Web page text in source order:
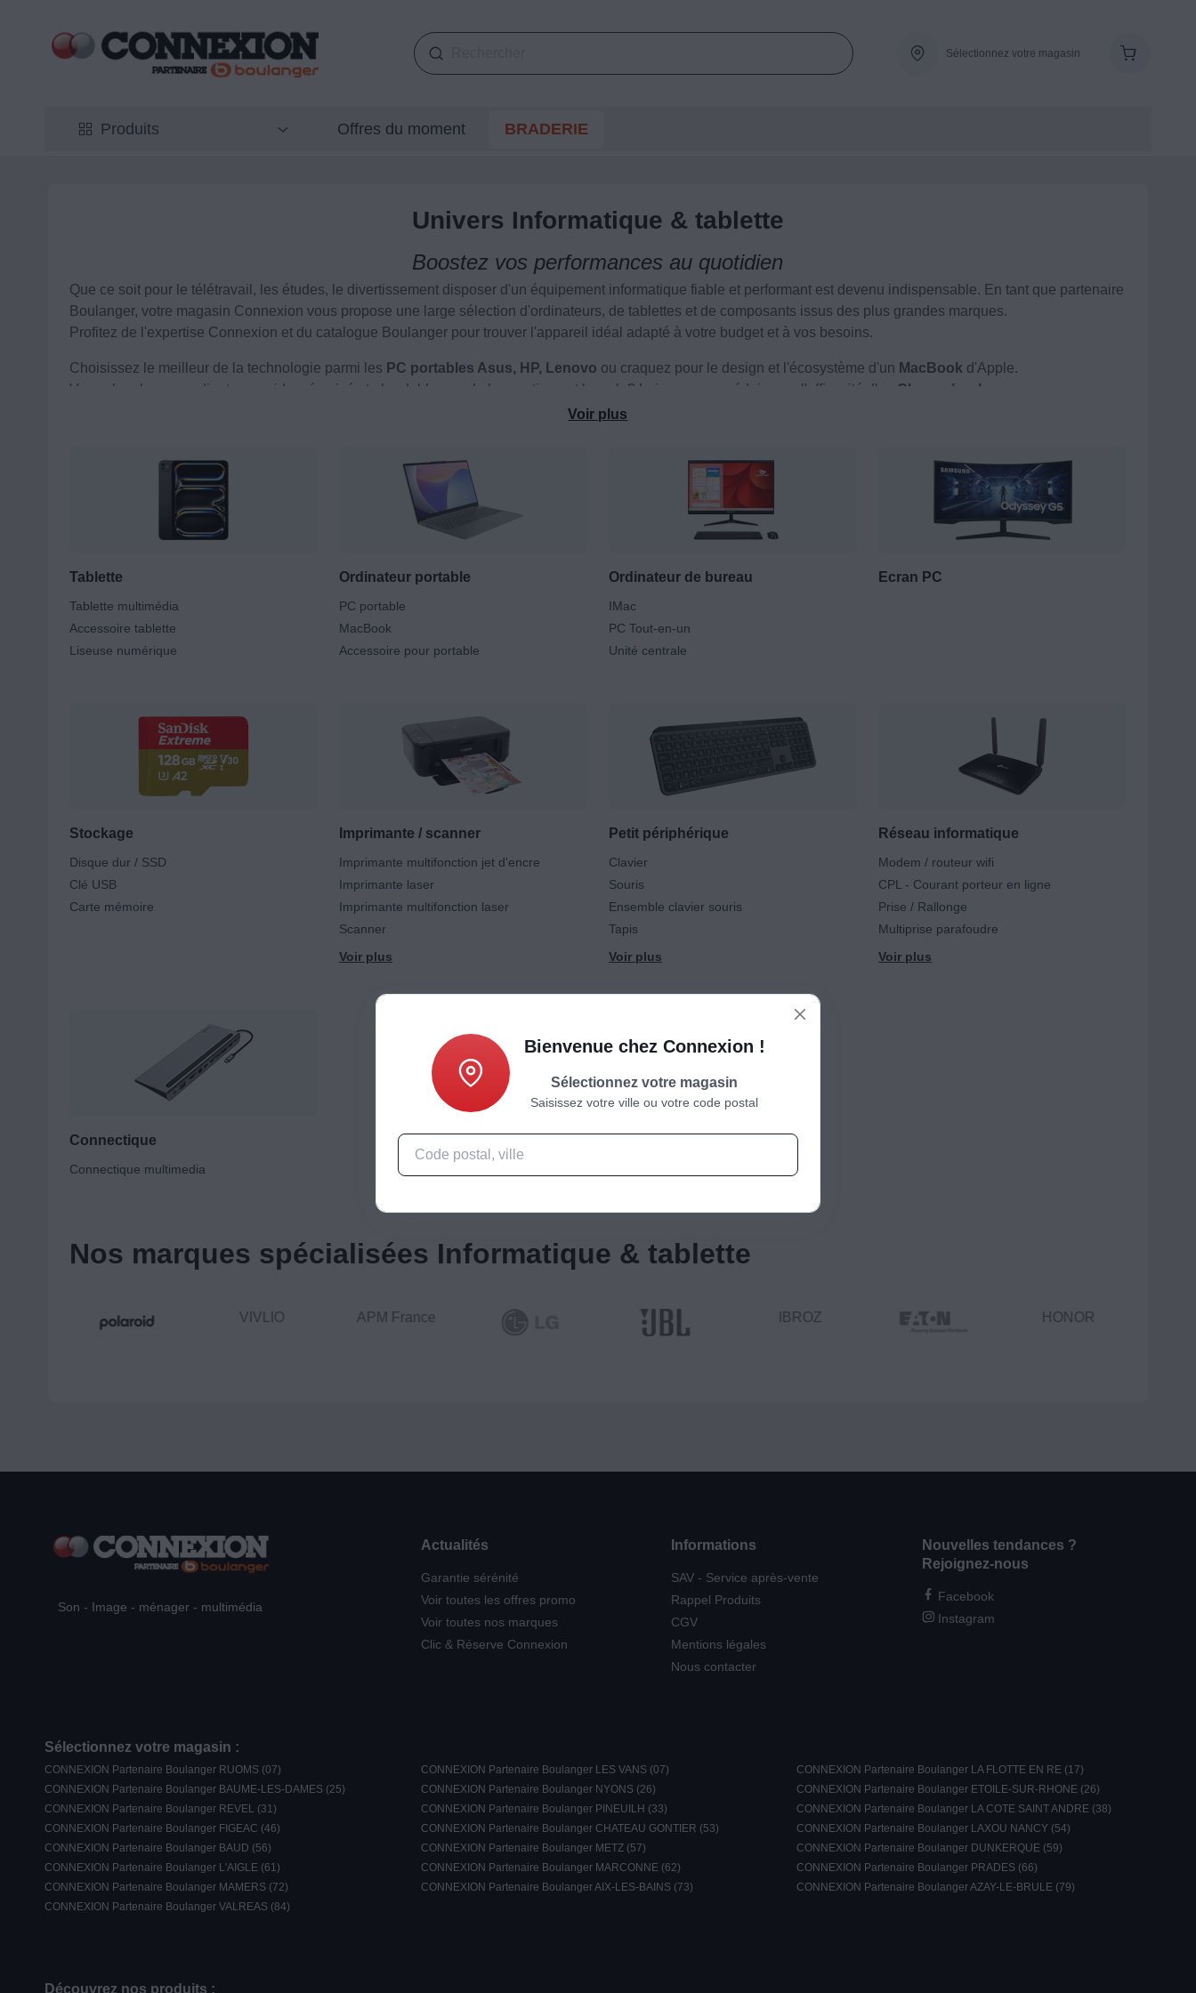
Sélectionnez votre magasin
Produits Offres du moment BRADERIE
Univers Informatique & tablette
Boostez vos performances au quotidien
Que ce soit pour le télétravail, les études, le divertissement disposer d'un équipement informatique fiable et performant est devenu indispensable. En tant que partenaire
Boulanger, votre magasin Connexion vous propose une large sélection d'ordinateurs, de tablettes et de composants issus des plus grandes marques.
Profitez de l'expertise Connexion et du catalogue Boulanger pour trouver l'appareil idéal adapté à votre budget et à vos besoins.
Choisissez le meilleur de la technologie parmi les PC portables Asus, HP, Lenovo ou craquez pour le design et l'écosystème d'un MacBook d'Apple.
Vous cherchez un ordinateur rapide, sécurisé et abordable pour la bureautique et le web ? Laissez-vous séduire par l'efficacité d'un Chromebook.
avec les célèbresiPadd'Apple ou les tablettes Samsung
Voir plus
Tablette
Tablette multimédia
Accessoire tablette
Liseuse numérique
Ordinateur portable
PC portable
MacBook
Accessoire pour portable
Ordinateur de bureau
IMac
PC Tout-en-un
Unité centrale
Ecran PC
Stockage
Disque dur / SSD
Clé USB
Carte mémoire
Imprimante / scanner
Imprimante multifonction jet d'encre
Imprimante laser
Imprimante multifonction laser
Scanner
Petit périphérique
Clavier
Souris
Ensemble clavier souris
Tapis
Réseau informatique
Modem / routeur wifi
CPL - Courant porteur en ligne
Prise / Rallonge
Multiprise parafoudre
Connectique
Connectique multimedia
Nos marques spécialisées Informatique & tablette
VIVLIO APM France IBROZ HONOR
Son - Image - ménager - multimédia
Actualités
Garantie sérénité
Voir toutes les offres promo
Voir toutes nos marques
Clic & Réserve Connexion
Informations
SAV - Service après-vente
Rappel Produits
CGV
Mentions légales
Nous contacter
Nouvelles tendances ?
Rejoignez-nous
Facebook
Instagram
Sélectionnez votre magasin :
CONNEXION Partenaire Boulanger RUOMS (07) CONNEXION Partenaire Boulanger LES VANS (07)
CONNEXION Partenaire Boulanger LA FLOTTE EN RE (17)
CONNEXION Partenaire Boulanger BAUME-LES-DAMES (25)
CONNEXION Partenaire Boulanger NYONS (26)
CONNEXION Partenaire Boulanger ETOILE-SUR-RHONE (26)
CONNEXION Partenaire Boulanger REVEL (31)
CONNEXION Partenaire Boulanger PINEUILH (33)
CONNEXION Partenaire Boulanger LA COTE SAINT ANDRE (38)
CONNEXION Partenaire Boulanger FIGEAC (46)
CONNEXION Partenaire Boulanger CHATEAU GONTIER (53)
CONNEXION Partenaire Boulanger LAXOU NANCY (54)
CONNEXION Partenaire Boulanger BAUD (56)
CONNEXION Partenaire Boulanger METZ (57)
CONNEXION Partenaire Boulanger DUNKERQUE (59)
CONNEXION Partenaire Boulanger L'AIGLE (61)
CONNEXION Partenaire Boulanger MARCONNE (62)
CONNEXION Partenaire Boulanger PRADES (66)
CONNEXION Partenaire Boulanger MAMERS (72)
CONNEXION Partenaire Boulanger AIX-LES-BAINS (73)
CONNEXION Partenaire Boulanger AZAY-LE-BRULE (79)
CONNEXION Partenaire Boulanger VALREAS (84)
Découvrez nos produits :
Bienvenue chez Connexion !
Sélectionnez votre magasin
Saisissez votre ville ou votre code postal